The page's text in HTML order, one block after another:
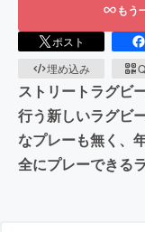
もう
ポスト
埋め込み
ストリートラグビ
行う新しいラグビ
なプレーも無く、
全にプレーできる